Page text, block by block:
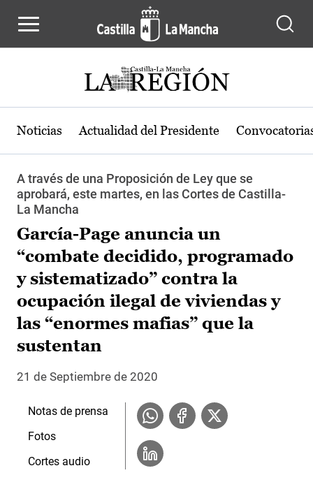
Noticias Actualidad del Presidente
A través de una Proposición de Ley que se
aprobará, este martes, en las Cortes de Castilla-
La Mancha
García-Page anuncia un
“combate decidido, programado
y sistematizado” contra la
ocupación ilegal de viviendas y
las “enormes mafias” que la
sustentan
21 de Septiembre de 2020
Notas de prensa
Fotos
Cortes audio